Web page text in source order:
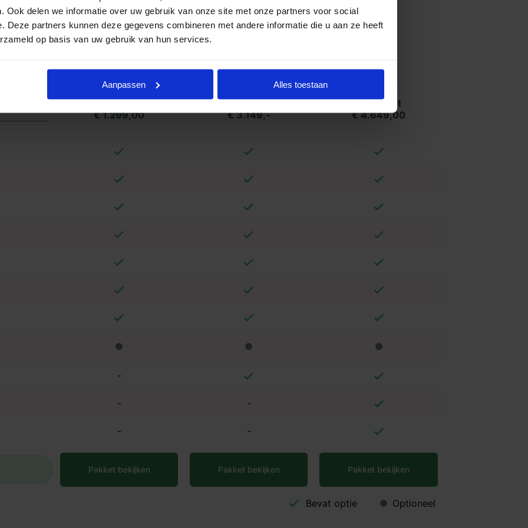
Ook delen we informatie over uw gebruik van onze site met onze partners voor social
Deze partners kunnen deze gegevens combineren met andere informatie die u aan ze heeft
op basis van uw gebruik van hun services.
Aanpassen Alles toestaan
ontvangen? Goedkope
u vrijblijvend contact met ons
in Stilte
€ 1.299,00
Compact
€ 3.149,-
Compleet
€ 4.649,00
-
- -
- -
Pakket bekijken Pakket bekijken Pakket bekijken
Bevat optie Optioneel